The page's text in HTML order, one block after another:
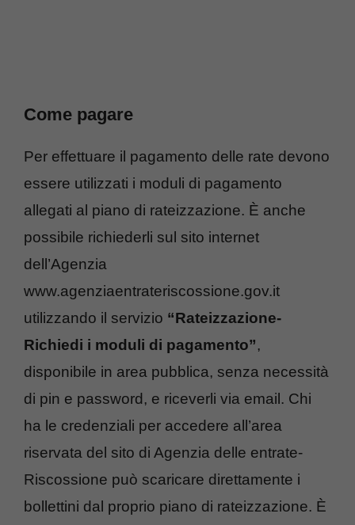
Come pagare
Per effettuare il pagamento delle rate devono
essere utilizzati i moduli di pagamento
allegati al piano di rateizzazione. È anche
possibile richiederli sul sito internet
dell’Agenzia
www.agenziaentrateriscossione.gov.it
utilizzando il servizio “Rateizzazione-
Richiedi i moduli di pagamento”,
disponibile in area pubblica, senza necessità
di pin e password, e riceverli via email. Chi
ha le credenziali per accedere all’area
riservata del sito di Agenzia delle entrate-
Riscossione può scaricare direttamente i
bollettini dal proprio piano di rateizzazione. È